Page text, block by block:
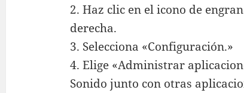
2. Haz clic en el icono de
derecha.
3. Selecciona «Configuración.»
4. Elige «Administrar
Sonido junto con otras